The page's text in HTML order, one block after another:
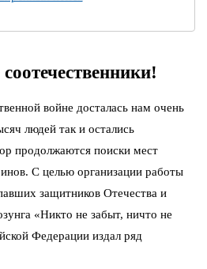
войне досталась нам очень
людей так и остались
продолжаются поиски мест
С целью организации работы
защитников Отечества и
«Никто не забыт, ничто не
Федерации издал ряд